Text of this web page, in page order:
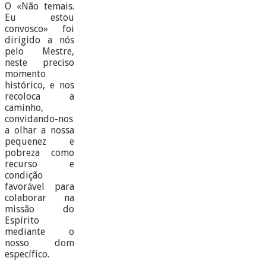
O «Não temais.
Eu estou
convosco» foi
dirigido a nós
pelo Mestre,
neste preciso
momento
histórico, e nos
recoloca a
caminho,
convidando-nos
a olhar a nossa
pequenez e
pobreza como
recurso e
condição
favorável para
colaborar na
missão do
Espírito
mediante o
nosso dom
específico.